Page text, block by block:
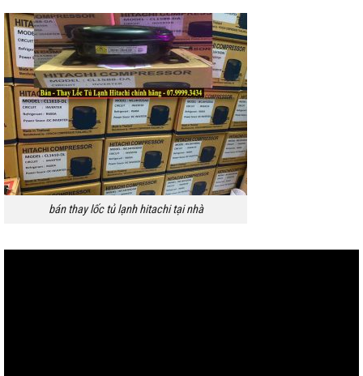
bán thay lốc tủ lạnh hitachi tại nhà